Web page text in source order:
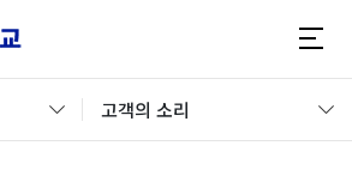
고객의 소리